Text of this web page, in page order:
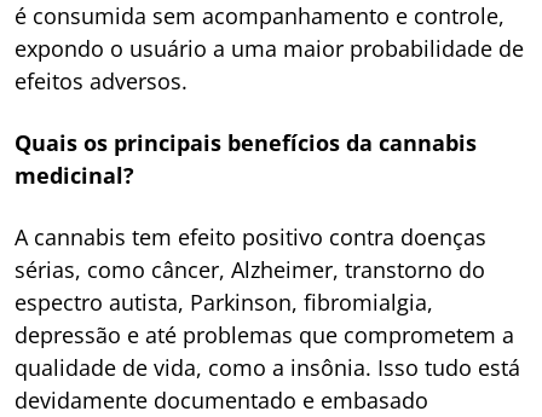
é consumida sem acompanhamento e controle,
expondo o usuário a uma maior probabilidade de
efeitos adversos.
Quais os principais benefícios da cannabis
medicinal?
A cannabis tem efeito positivo contra doenças
sérias, como câncer, Alzheimer, transtorno do
espectro autista, Parkinson, fibromialgia,
depressão e até problemas que comprometem a
qualidade de vida, como a insônia. Isso tudo está
devidamente documentado e embasado